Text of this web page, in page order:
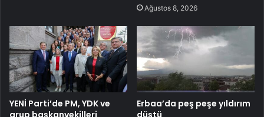
Ağustos 8, 2026
YENİ Parti’de PM, YDK ve
grup başkanvekilleri
Erbaa’da peş peşe yıldırım
düştü